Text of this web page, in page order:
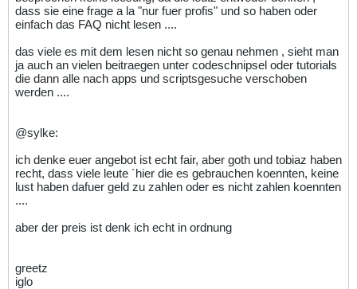
dass sie eine frage a la "nur fuer profis" und so haben oder
einfach das FAQ nicht lesen ....
das viele es mit dem lesen nicht so genau nehmen , sieht man
ja auch an vielen beitraegen unter codeschnipsel oder tutorials
die dann alle nach apps und scriptsgesuche verschoben
werden ....
@sylke:
ich denke euer angebot ist echt fair, aber goth und tobiaz haben
recht, dass viele leute ´hier die es gebrauchen koennten, keine
lust haben dafuer geld zu zahlen oder es nicht zahlen koennten
....
aber der preis ist denk ich echt in ordnung
greetz
iglo